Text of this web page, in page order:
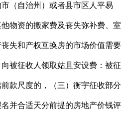
（自治州）或者县市区人平易
物资的搬家费及丧失弥补费、室
失和产权互换房的市场价值需要
被征收人领取姑且安设费：被征
款尺度的，（三）衡宇征收部分
并合适天分前提的房地产价钱评